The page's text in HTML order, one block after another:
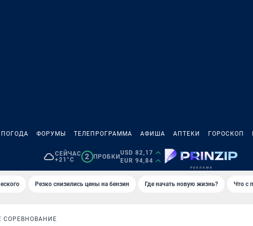
ПОГОДА ФОРУМЫ ТЕЛЕПРОГРАММА АФИША АПТЕКИ ГОРОСКОП
СЕЙЧАС
+21°C
2 ПРОБКИ
USD 82,17
EUR 94,84
Резко снизились цены на бензин Где начать новую жизнь? Что с
СОРЕВНОВАНИЕ